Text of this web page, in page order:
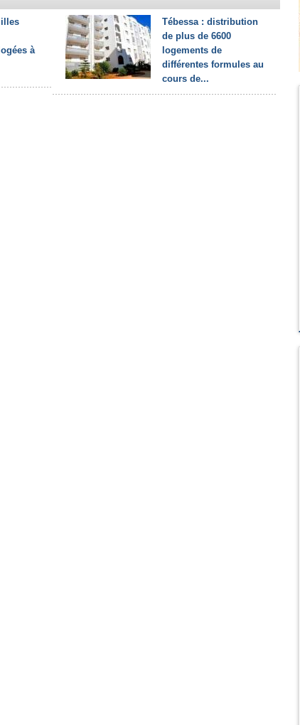
à
Tébessa : distribution
de plus de 6600
logements de
différentes formules au
cours de...